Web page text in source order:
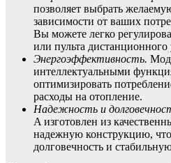
позволяет выбрать
зависимости от ваших
Вы можете легко
или пульта дистанционного
Энергоэффективность.
интеллектуальными
оптимизировать
расходы на отопление.
Надежность и
A изготовлен из
надежную конструкцию, что
долговечность и